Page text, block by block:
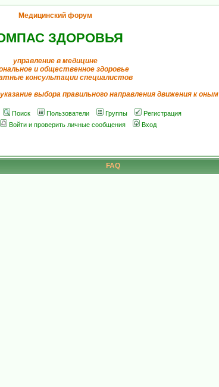
Медицинский форум
ЗДОРОВЬЯ
управление в медицине
и общественное здоровье
консультации специалистов
выбора правильного направления движения к оным
Поиск Пользователи Группы
Регистрация
Войти и проверить личные сообщения Вход
FAQ